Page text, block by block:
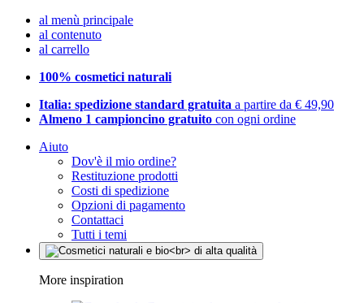
al menù principale
al contenuto
al carrello
100% cosmetici naturali
Italia: spedizione standard gratuita a partire da € 49,90
Almeno 1 campioncino gratuito con ogni ordine
Aiuto
Dov'è il mio ordine?
Restituzione prodotti
Costi di spedizione
Opzioni di pagamento
Contattaci
Tutti i temi
More inspiration